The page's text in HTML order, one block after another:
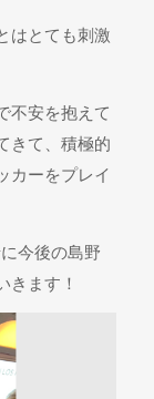
はとても刺激
不安を抱えて
きて、積極的
カーをプレイ
今後の島野
きます！